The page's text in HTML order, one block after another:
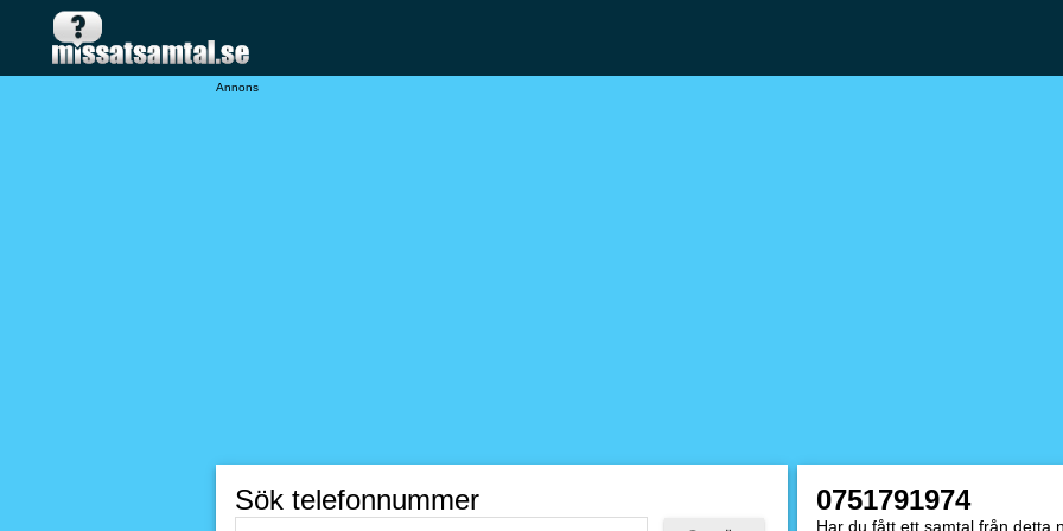
Annons
Sök telefonnummer 0751791974
Har du fått ett samtal från detta